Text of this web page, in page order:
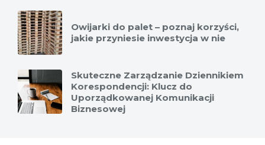
Owijarki do palet – poznaj korzyści,
jakie przyniesie inwestycja w nie
Skuteczne Zarządzanie Dziennikiem
Korespondencji: Klucz do
Uporządkowanej Komunikacji
Biznesowej